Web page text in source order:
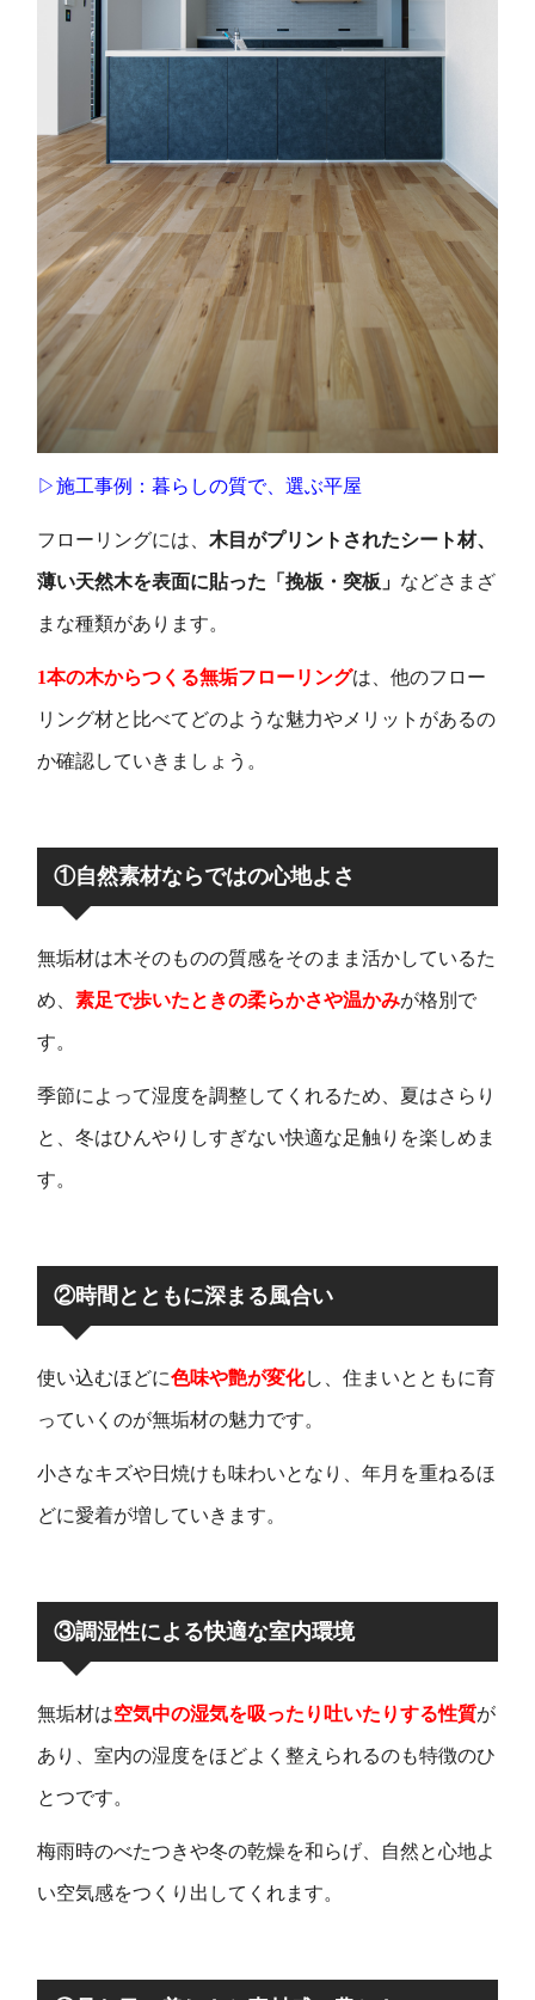
▷施工事例：暮らしの質で、選ぶ平屋
フローリングには、 木目がプリントされたシート材、
薄い天然木を表面に貼った「挽板・突板」 などさまざ
まな種類があります。
1本の木からつくる無垢フローリングは、他のフロー
リング材と比べてどのような魅力やメリットがあるの
か確認していきましょう。
①自然素材ならではの心地よさ
無垢材は木そのものの質感をそのまま活かしているた
め、 素足で歩いたときの柔らかさや温かみが格別で
す。
季節によって湿度を調整してくれるため、夏はさらり
と、冬はひんやりしすぎない快適な足触りを楽しめま
す。
②時間とともに深まる風合い
使い込むほどに色味や艶が変化し、住まいとともに育
っていくのが無垢材の魅力です。
小さなキズや日焼けも味わいとなり、年月を重ねるほ
どに愛着が増していきます。
③調湿性による快適な室内環境
無垢材は空気中の湿気を吸ったり吐いたりする性質が
あり、室内の湿度をほどよく整えられるのも特徴のひ
とつです。
梅雨時のべたつきや冬の乾燥を和らげ、自然と心地よ
い空気感をつくり出してくれます。